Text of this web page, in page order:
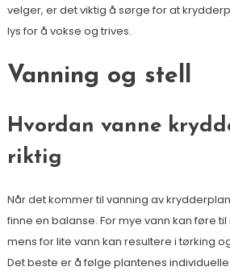
velger, er det viktig å sørge for at
lys for å vokse og trives.
Vanning og stell
Hvordan vanne
riktig
Når det kommer til vanning av
finne en balanse. For mye vann kan føre
mens for lite vann kan resultere i tørking
Det beste er å følge plantenes